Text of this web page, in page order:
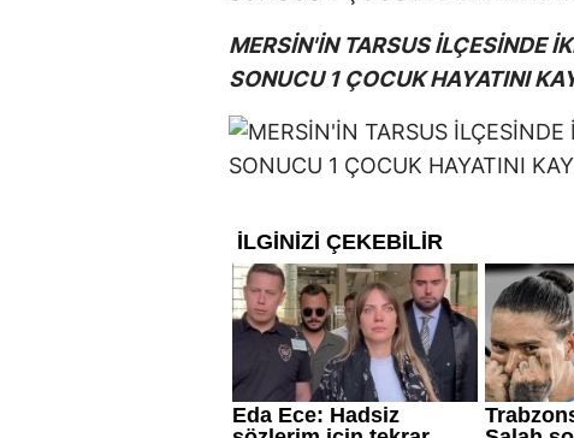
MERSİN'İN TARSUS İLÇESİNDE
SONUCU 1 ÇOCUK HAYATINI